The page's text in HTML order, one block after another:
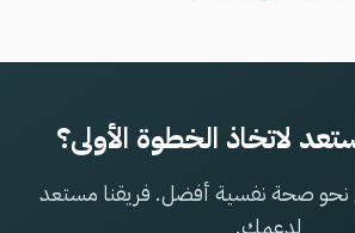
لاتخاذ الخطوة الأولى؟
نحو صحة نفسية أفضل. فريقنا مستعد
لدعمك.